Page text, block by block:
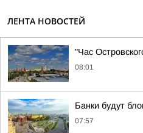
ЛЕНТА НОВОСТЕЙ
"Час
08:01
Банки будут
07:57